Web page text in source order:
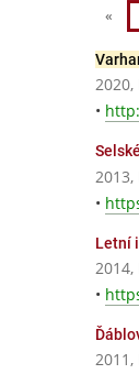
«
•
Selské
•
Letní
•